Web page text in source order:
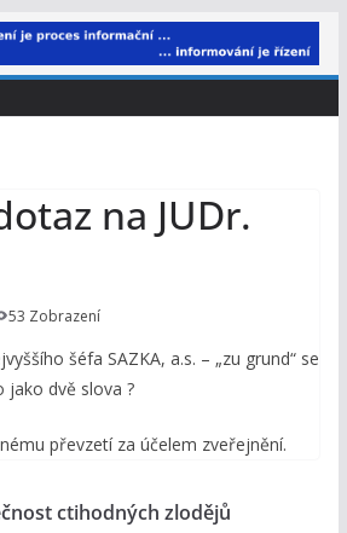
na JUDr.
53 Zobrazení
šéfa SAZKA, a.s. – „zu grund“ se
jako dvě slova ?
převzetí za účelem zveřejnění.
ctihodných zlodějů